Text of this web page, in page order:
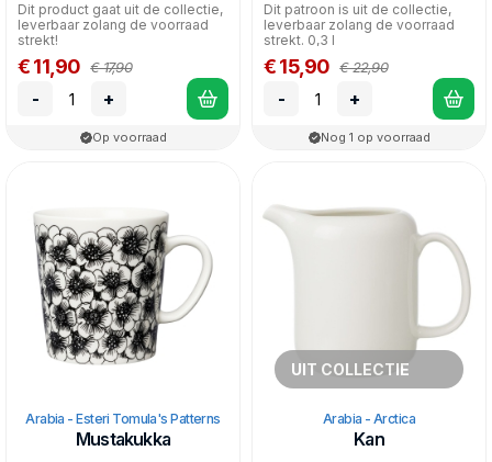
Dit product gaat uit de collectie,
leverbaar zolang de voorraad
strekt!
€ 11,90 € 17,90
- +
Op voorraad
Dit patroon is uit de collectie,
leverbaar zolang de voorraad
strekt. 0,3 l
€ 15,90 € 22,90
- +
Nog 1 op voorraad
Arabia - Esteri Tomula's Patterns
Mustakukka
UIT COLLECTIE
Arabia - Arctica
Kan